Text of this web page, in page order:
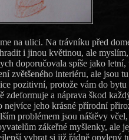
na ulici. Na trávníku před
i jinou květinou, ale
doporučovala spíše jako
zvětšeného interiéru, ale jsou
pozitivní, protože vám do bytu
zdeformuje a náprava škod
nejvíce jeho krásné přírodní
problémem jsou náštěvy
zákeřné myšlenky, ale
vybrat si již řádně opylený